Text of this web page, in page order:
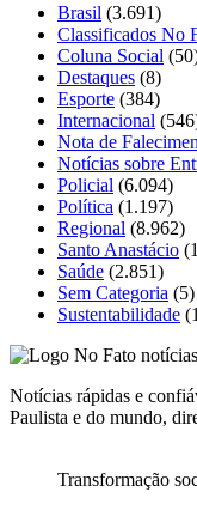
Brasil (3.691)
Classificados No
Coluna Social
Destaques (8)
Esporte (384)
Internacional
Nota de
Notícias sobre
Policial (6.094)
Política (1.197)
Regional (8.962)
Santo Anastácio
Saúde (2.851)
Sem Categoria (5)
Sustentabilidade
Notícias rápidas e
Paulista e do mundo,
Transformação